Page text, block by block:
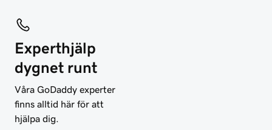
Experthjälp
dygnet runt
Våra GoDaddy experter
finns alltid här för att
hjälpa dig.